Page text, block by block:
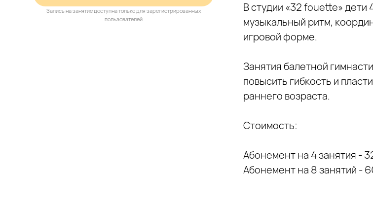
Запись на занятие доступна только для зарегистрированных
пользователей
В студии «32 fouette» дети
музыкальный ритм,
игровой форме.
Занятия балетной
повысить гибкость и
раннего возраста.
Стоимость:
Абонемент на 4 занятия -
Абонемент на 8 занятий -